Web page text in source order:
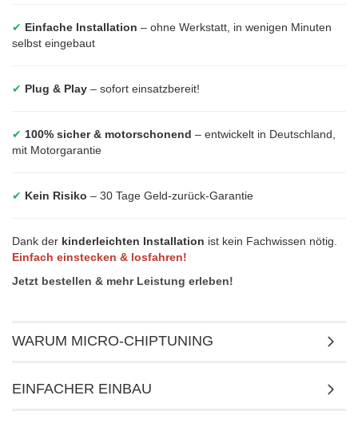
✔ Einfache Installation – ohne Werkstatt, in wenigen Minuten
selbst eingebaut
✔ Plug & Play – sofort einsatzbereit!
✔ 100% sicher & motorschonend – entwickelt in Deutschland,
mit Motorgarantie
✔ Kein Risiko – 30 Tage Geld-zurück-Garantie
Dank der kinderleichten Installation ist kein Fachwissen nötig.
Einfach einstecken & losfahren!
Jetzt bestellen & mehr Leistung erleben!
WARUM MICRO-CHIPTUNING
EINFACHER EINBAU